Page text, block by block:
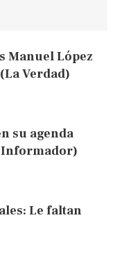
Manuel López
Verdad)
su agenda
Informador)
Le faltan